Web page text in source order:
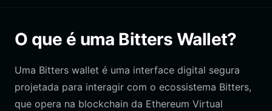
O que é uma Bitters Wallet?
Uma Bitters wallet é uma interface digital segura
projetada para interagir com o ecossistema Bitters,
que opera na blockchain da Ethereum Virtual